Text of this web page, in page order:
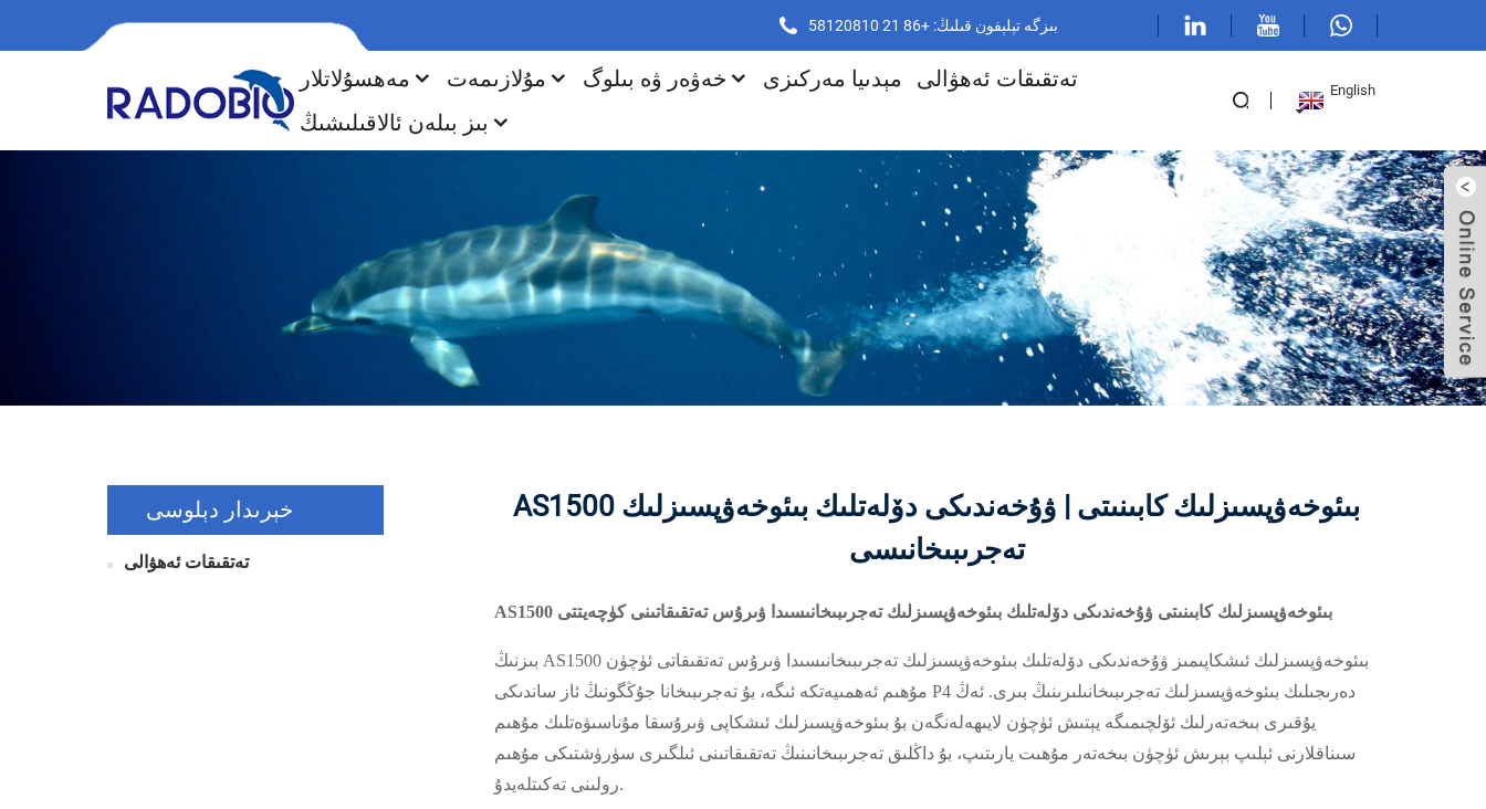
بىزگە تېلېفون قىلىڭ: +86 21 58120810
مەھسۇلاتلار مۇلازىمەت خەۋەر ۋە بىلوگ مېدىيا مەركىزى
تەتقىقات ئەھۋالى
بىز بىلەن ئالاقىلىشىڭ
English
خېرىدار دېلوسى
تەتقىقات ئەھۋالى
AS1500 بىئوخەۋپسىزلىك كابىنىتى | ۋۇخەندىكى دۆلەتلىك بىئوخەۋپسىزلىك
تەجرىبىخانىسى
AS1500 بىئوخەۋپسىزلىك كابىنىتى ۋۇخەندىكى دۆلەتلىك بىئوخەۋپسىزلىك تەجرىبىخانىسىدا ۋىرۇس تەتقىقاتىنى كۈچەيتتى
بىزنىڭ AS1500 بىئوخەۋپسىزلىك ئىشكاپىمىز ۋۇخەندىكى دۆلەتلىك بىئوخەۋپسىزلىك تەجرىبىخانىسىدا ۋىرۇس تەتقىقاتى ئۈچۈن
مۇھىم ئەھمىيەتكە ئىگە، بۇ تەجرىبىخانا جۇڭگونىڭ ئاز ساندىكى P4 دەرىجىلىك بىئوخەۋپسىزلىك تەجرىبىخانىلىرىنىڭ بىرى. ئەڭ
يۇقىرى بىخەتەرلىك ئۆلچىمىگە يېتىش ئۈچۈن لايىھەلەنگەن بۇ بىئوخەۋپسىزلىك ئىشكاپى ۋىرۇسقا مۇناسىۋەتلىك مۇھىم
سىناقلارنى ئېلىپ بېرىش ئۈچۈن بىخەتەر مۇھىت يارىتىپ، بۇ داڭلىق تەجرىبىخانىنىڭ تەتقىقاتىنى ئىلگىرى سۈرۈشتىكى مۇھىم
رولىنى تەكىتلەيدۇ.